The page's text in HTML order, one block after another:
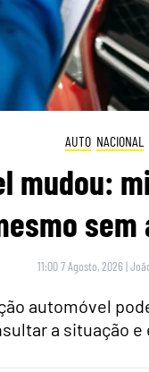
AUTO NACIONAL
mudou:
11:00 7 Agosto, 2026 |
automóvel
a situação